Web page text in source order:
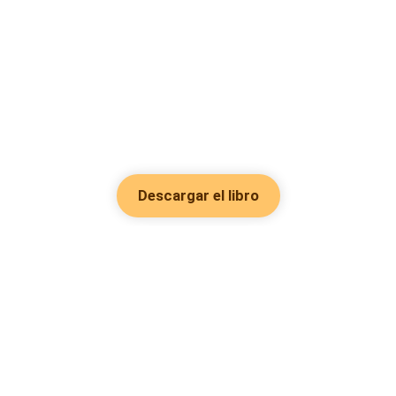
Descargar el libro